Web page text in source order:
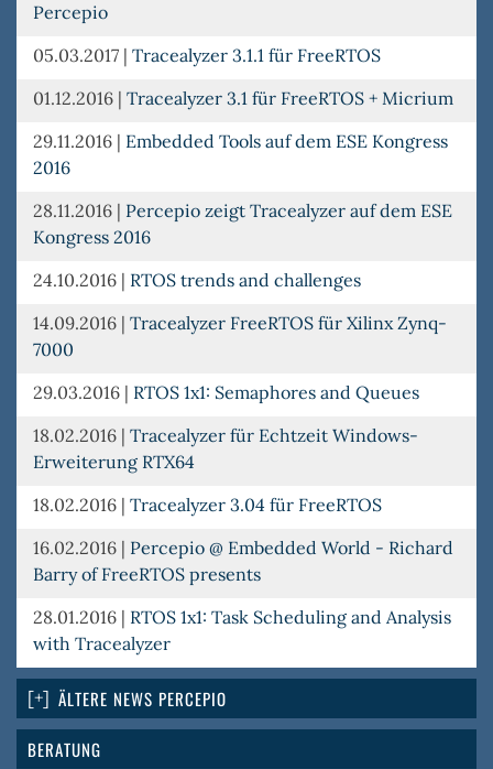
Percepio
05.03.2017 | Tracealyzer 3.1.1 für FreeRTOS
01.12.2016 | Tracealyzer 3.1 für FreeRTOS + Micrium
29.11.2016 | Embedded Tools auf dem ESE Kongress
2016
28.11.2016 | Percepio zeigt Tracealyzer auf dem ESE
Kongress 2016
24.10.2016 | RTOS trends and challenges
14.09.2016 | Tracealyzer FreeRTOS für Xilinx Zynq-
7000
29.03.2016 | RTOS 1x1: Semaphores and Queues
18.02.2016 | Tracealyzer für Echtzeit Windows-
Erweiterung RTX64
18.02.2016 | Tracealyzer 3.04 für FreeRTOS
16.02.2016 | Percepio @ Embedded World - Richard
Barry of FreeRTOS presents
28.01.2016 | RTOS 1x1: Task Scheduling and Analysis
with Tracealyzer
ÄLTERE NEWS PERCEPIO
BERATUNG